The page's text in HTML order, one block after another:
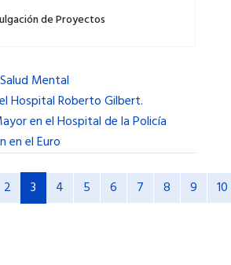
de Proyectos
Mental
Hospital Roberto Gilbert.
en el Hospital de la Policía
en el Euro
2 3 4 5 6 7 8 9 10